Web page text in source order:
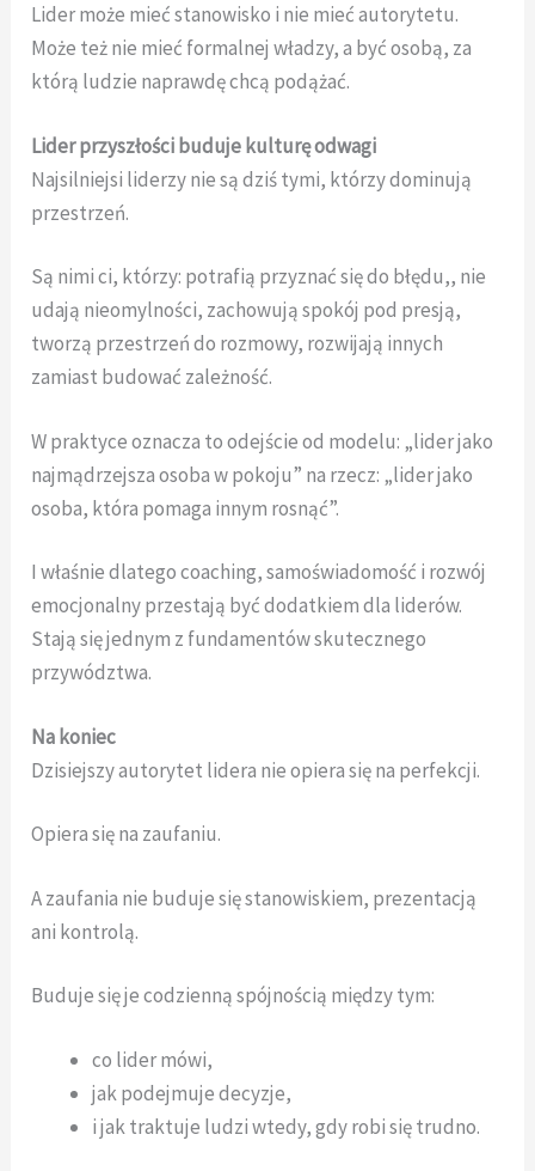
Lider może mieć stanowisko i nie mieć autorytetu.
Może też nie mieć formalnej władzy, a być osobą, za
którą ludzie naprawdę chcą podążać.
Lider przyszłości buduje kulturę odwagi
Najsilniejsi liderzy nie są dziś tymi, którzy dominują
przestrzeń.
Są nimi ci, którzy: potrafią przyznać się do błędu,, nie
udają nieomylności, zachowują spokój pod presją,
tworzą przestrzeń do rozmowy, rozwijają innych
zamiast budować zależność.
W praktyce oznacza to odejście od modelu: „lider jako
najmądrzejsza osoba w pokoju” na rzecz: „lider jako
osoba, która pomaga innym rosnąć”.
I właśnie dlatego coaching, samoświadomość i rozwój
emocjonalny przestają być dodatkiem dla liderów.
Stają się jednym z fundamentów skutecznego
przywództwa.
Na koniec
Dzisiejszy autorytet lidera nie opiera się na perfekcji.
Opiera się na zaufaniu.
A zaufania nie buduje się stanowiskiem, prezentacją
ani kontrolą.
Buduje się je codzienną spójnością między tym:
co lider mówi,
jak podejmuje decyzje,
i jak traktuje ludzi wtedy, gdy robi się trudno.